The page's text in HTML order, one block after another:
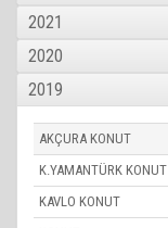
2021
2020
2019
AKÇURA KONUT
K.YAMANTÜRK KONUT
KAVLO KONUT